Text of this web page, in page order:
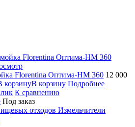
Florentina Оптима-HM 360 12 000
В корзину Подробнее
К сравнению
Под заказ
Измельчители